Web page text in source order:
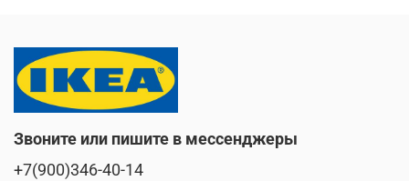
Звоните или пишите в мессенджеры
+7(900)346-40-14